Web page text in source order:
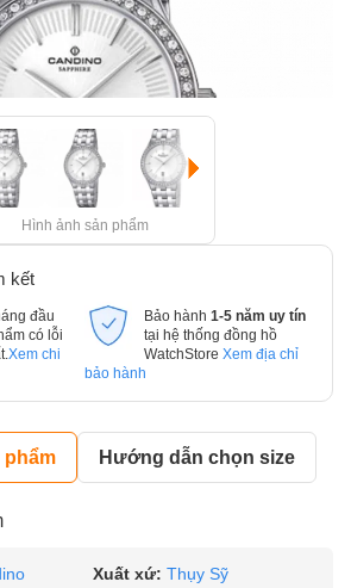
Hình ảnh sản phẩm
kết
đầu
có lỗi
Xem chi
Bảo hành 1-5 năm uy tín
tại hệ thống đồng hồ
WatchStore Xem địa chỉ
bảo hành
phẩm Hướng dẫn chọn size
Xuất xứ: Thụy Sỹ